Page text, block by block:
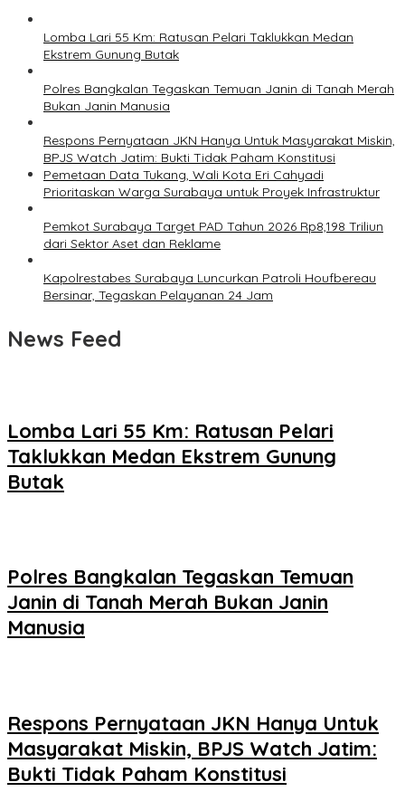
Lomba Lari 55 Km: Ratusan Pelari Taklukkan Medan
Ekstrem Gunung Butak
Polres Bangkalan Tegaskan Temuan Janin di Tanah Merah
Bukan Janin Manusia
Respons Pernyataan JKN Hanya Untuk Masyarakat Miskin,
BPJS Watch Jatim: Bukti Tidak Paham Konstitusi
Pemetaan Data Tukang, Wali Kota Eri Cahyadi
Prioritaskan Warga Surabaya untuk Proyek Infrastruktur
Pemkot Surabaya Target PAD Tahun 2026 Rp8,198 Triliun
dari Sektor Aset dan Reklame
Kapolrestabes Surabaya Luncurkan Patroli Houfbereau
Bersinar, Tegaskan Pelayanan 24 Jam
News Feed
Lomba Lari 55 Km: Ratusan Pelari
Taklukkan Medan Ekstrem Gunung
Butak
Polres Bangkalan Tegaskan Temuan
Janin di Tanah Merah Bukan Janin
Manusia
Respons Pernyataan JKN Hanya Untuk
Masyarakat Miskin, BPJS Watch Jatim:
Bukti Tidak Paham Konstitusi